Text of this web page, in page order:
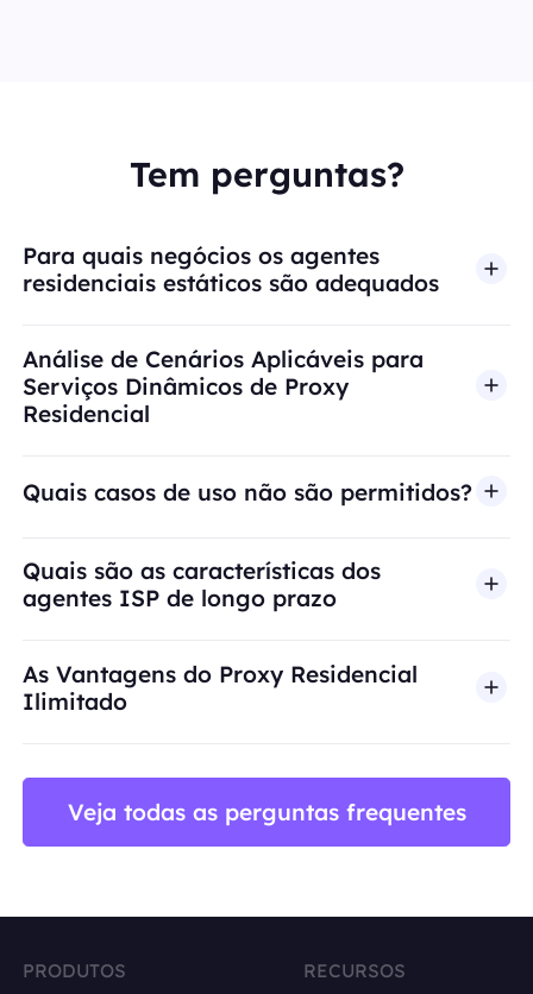
Tem perguntas?
Para quais negócios os agentes
residenciais estáticos são adequados
Análise de Cenários Aplicáveis para
Serviços Dinâmicos de Proxy
Residencial
Quais casos de uso não são permitidos?
A BestProxy não oferece suporte a fraude,
Quais são as características dos
agentes ISP de longo prazo
As Vantagens do Proxy Residencial
Ilimitado
Veja todas as perguntas frequentes
PRODUTOS
RECURSOS